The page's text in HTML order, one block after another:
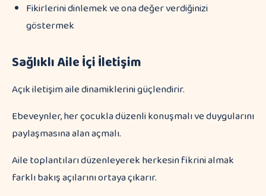
Fikirlerini dinlemek ve ona değer verdiğinizi
göstermek
Sağlıklı Aile İçi İletişim
Açık iletişim aile dinamiklerini güçlendirir.
Ebeveynler, her çocukla düzenli konuşmalı ve duygularını
paylaşmasına alan açmalı.
Aile toplantıları düzenleyerek herkesin fikrini almak
farklı bakış açılarını ortaya çıkarır.